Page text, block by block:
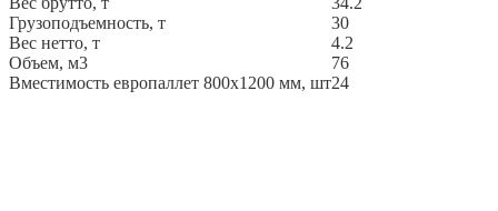
Грузоподъемность, т
30
Вес нетто, т
4.2
Объем, м3
76
Вместимость европаллет 800х1200 мм, шт24